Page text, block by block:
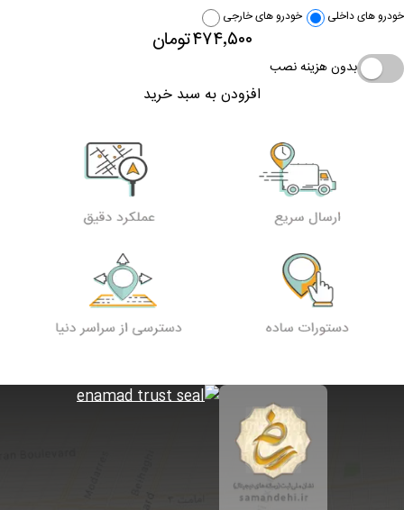
خودرو های داخلی خودرو های خارجی
۴۷۴٬۵۰۰تومان
بدون هزینه نصب
افزودن به سبد خرید